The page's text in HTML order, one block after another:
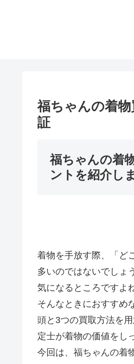
福ちゃんの着
証
福ちゃんの着
ントを紹介し
着物を手放す際、「ど
多いのではないでしょ
気になるところですよ
そんなときにおすすめ
頭と3つの買取方法を
定士が着物の価値をし
今回は、福ちゃんの着